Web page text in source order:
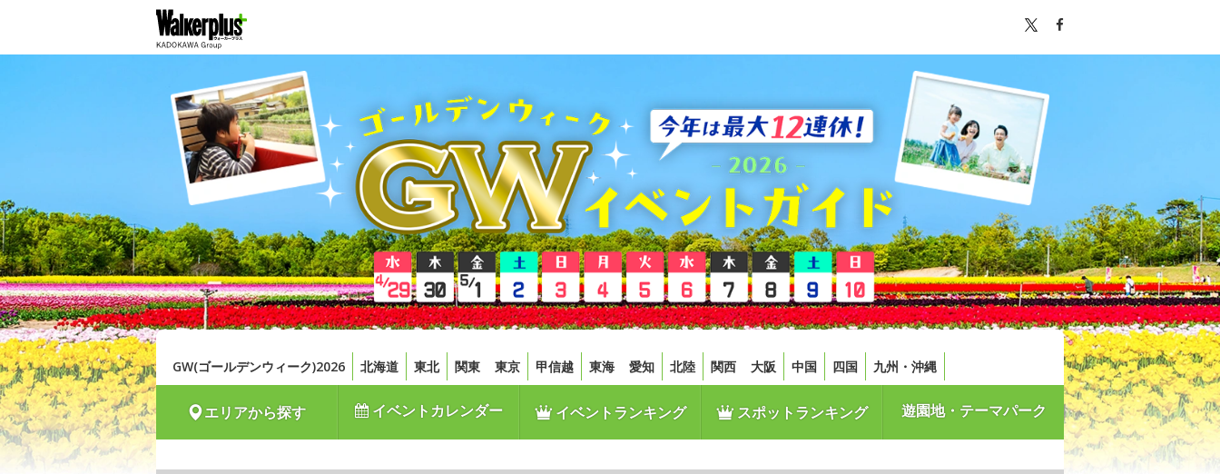
GW(ゴールデンウィーク)2026 北海道 東北 関東 東京 甲信越 東海 愛知 北陸 関西 大阪 中国 四国 九州・沖縄
エリアから探す イベントカレンダー イベントランキング スポットランキング 遊園地・テーマパーク